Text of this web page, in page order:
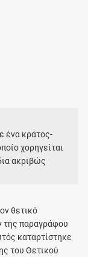
ένα κράτος-
χορηγείται
ακριβώς
θετικό
παραγράφου
καταρτίστηκε
του Θετικού